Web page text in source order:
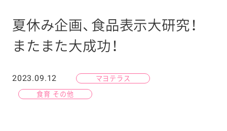
夏休み企画、食品表示大研究！
またまた大成功！
2023.09.12 マヨテラス
食育 その他